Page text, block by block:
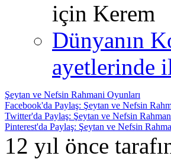
için Kerem
Dünyanın
ayetlerinde
Şeytan ve Nefsin Rahmani Oyunları
Facebook'da Paylaş: Şeytan ve Nefsin
Twitter'da Paylaş: Şeytan ve Nefsin
Pinterest'da Paylaş: Şeytan ve Nefsin
12 yıl önce